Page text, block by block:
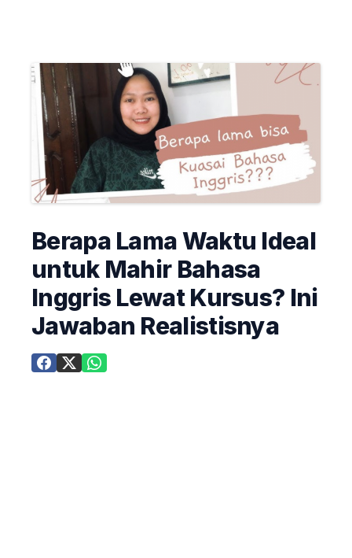
Berapa Lama Waktu Ideal
untuk Mahir Bahasa
Inggris Lewat Kursus? Ini
Jawaban Realistisnya